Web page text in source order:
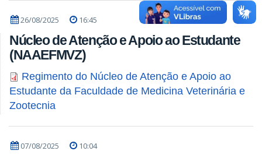
26/08/2025 16:45
Núcleo de Atenção e Apoio ao Estudante
(NAAEFMVZ)
Regimento do Núcleo de Atenção e Apoio ao
Estudante da Faculdade de Medicina Veterinária e
Zootecnia
07/08/2025 10:04